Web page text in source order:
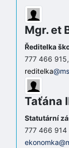
Mgr. et
Ředitelka
777 466
reditelka
Taťána
Statutární
777 466 914